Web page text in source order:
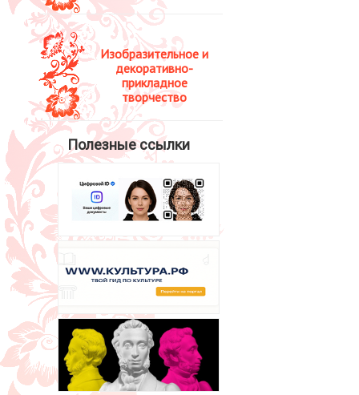
Изобразительное и
декоративно-
прикладное
творчество
Полезные ссылки